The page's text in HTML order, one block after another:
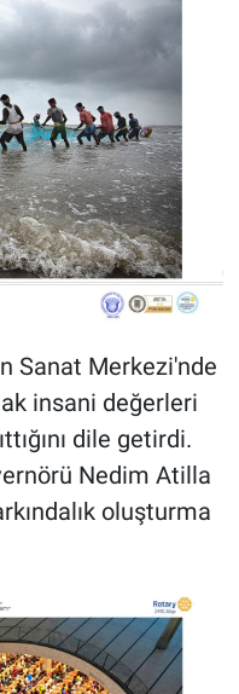
Sanat Merkezi'nde
insani değerleri
dile getirdi.
Nedim Atilla
oluşturma